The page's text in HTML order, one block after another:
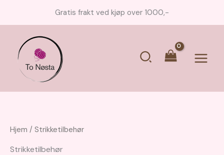
innholdet
Gratis frakt ved kjøp over 1000,-
Søk
Main
Menu
Hjem / Strikketilbehør
Strikketilbehør